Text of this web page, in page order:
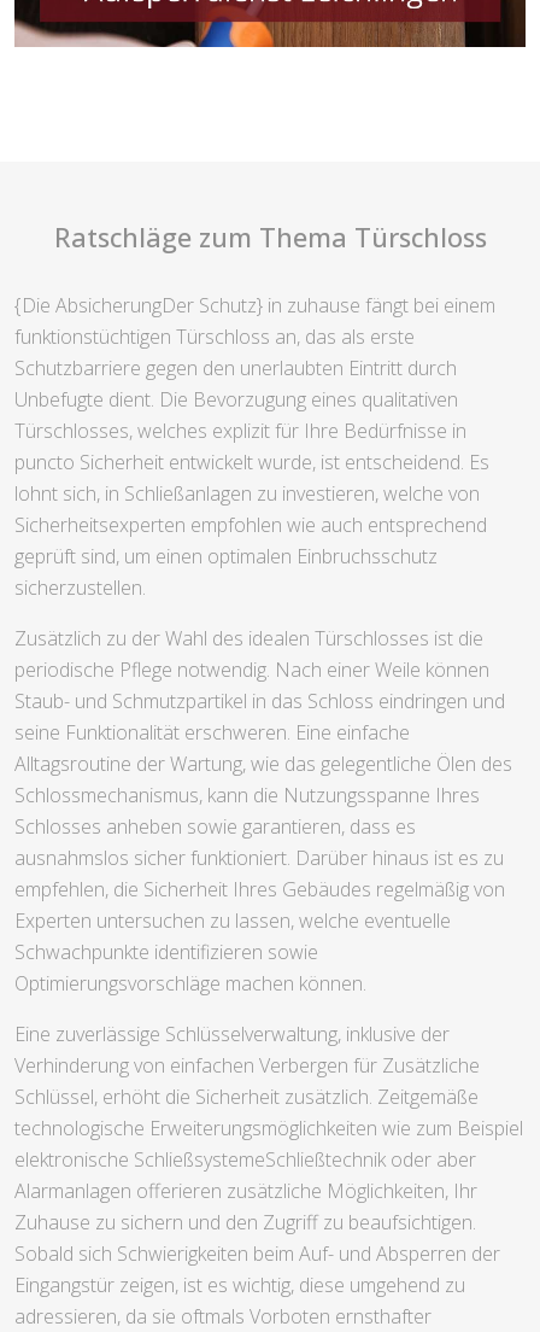
Ratschläge zum Thema Türschloss
{Die AbsicherungDer Schutz} in zuhause fängt bei einem
funktionstüchtigen Türschloss an, das als erste
Schutzbarriere gegen den unerlaubten Eintritt durch
Unbefugte dient. Die Bevorzugung eines qualitativen
Türschlosses, welches explizit für Ihre Bedürfnisse in
puncto Sicherheit entwickelt wurde, ist entscheidend. Es
lohnt sich, in Schließanlagen zu investieren, welche von
Sicherheitsexperten empfohlen wie auch entsprechend
geprüft sind, um einen optimalen Einbruchsschutz
sicherzustellen.
Zusätzlich zu der Wahl des idealen Türschlosses ist die
periodische Pflege notwendig. Nach einer Weile können
Staub- und Schmutzpartikel in das Schloss eindringen und
seine Funktionalität erschweren. Eine einfache
Alltagsroutine der Wartung, wie das gelegentliche Ölen des
Schlossmechanismus, kann die Nutzungsspanne Ihres
Schlosses anheben sowie garantieren, dass es
ausnahmslos sicher funktioniert. Darüber hinaus ist es zu
empfehlen, die Sicherheit Ihres Gebäudes regelmäßig von
Experten untersuchen zu lassen, welche eventuelle
Schwachpunkte identifizieren sowie
Optimierungsvorschläge machen können.
Eine zuverlässige Schlüsselverwaltung, inklusive der
Verhinderung von einfachen Verbergen für Zusätzliche
Schlüssel, erhöht die Sicherheit zusätzlich. Zeitgemäße
technologische Erweiterungsmöglichkeiten wie zum Beispiel
elektronische SchließsystemeSchließtechnik oder aber
Alarmanlagen offerieren zusätzliche Möglichkeiten, Ihr
Zuhause zu sichern und den Zugriff zu beaufsichtigen.
Sobald sich Schwierigkeiten beim Auf- und Absperren der
Eingangstür zeigen, ist es wichtig, diese umgehend zu
adressieren, da sie oftmals Vorboten ernsthafter